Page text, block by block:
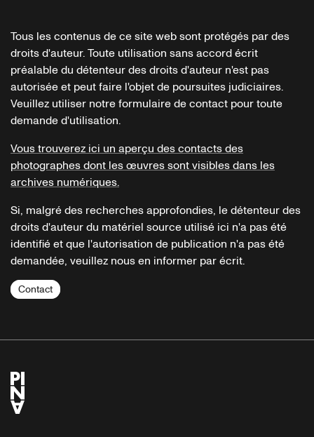
Tous les contenus de ce site web sont protégés par des
droits d'auteur. Toute utilisation sans accord écrit
préalable du détenteur des droits d'auteur n'est pas
autorisée et peut faire l'objet de poursuites judiciaires.
Veuillez utiliser notre formulaire de contact pour toute
demande d'utilisation.
Vous trouverez ici un aperçu des contacts des
photographes dont les œuvres sont visibles dans les
archives numériques.
Si, malgré des recherches approfondies, le détenteur des
droits d'auteur du matériel source utilisé ici n'a pas été
identifié et que l'autorisation de publication n'a pas été
demandée, veuillez nous en informer par écrit.
Contact